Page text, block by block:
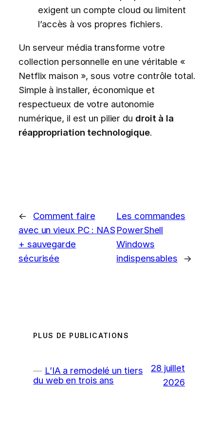
exigent un compte cloud ou limitent
l’accès à vos propres fichiers.
Un serveur média transforme votre
collection personnelle en une véritable «
Netflix maison », sous votre contrôle total.
Simple à installer, économique et
respectueux de votre autonomie
numérique, il est un pilier du droit à la
réappropriation technologique.
←
Comment faire
avec un vieux PC : NAS
+ sauvegarde
sécurisée
Les commandes
PowerShell
Windows
indispensables
→
PLUS DE PUBLICATIONS
L’IA a remodelé un tiers
du web en trois ans
28 juillet
2026